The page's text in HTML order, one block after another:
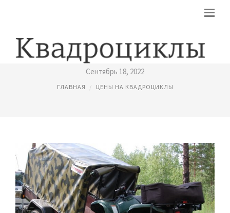
ПРИЦЕП ПОД КВАДРОЦИКЛ
Сентябрь 18, 2022
ГЛАВНАЯ ЦЕНЫ НА КВАДРОЦИКЛЫ